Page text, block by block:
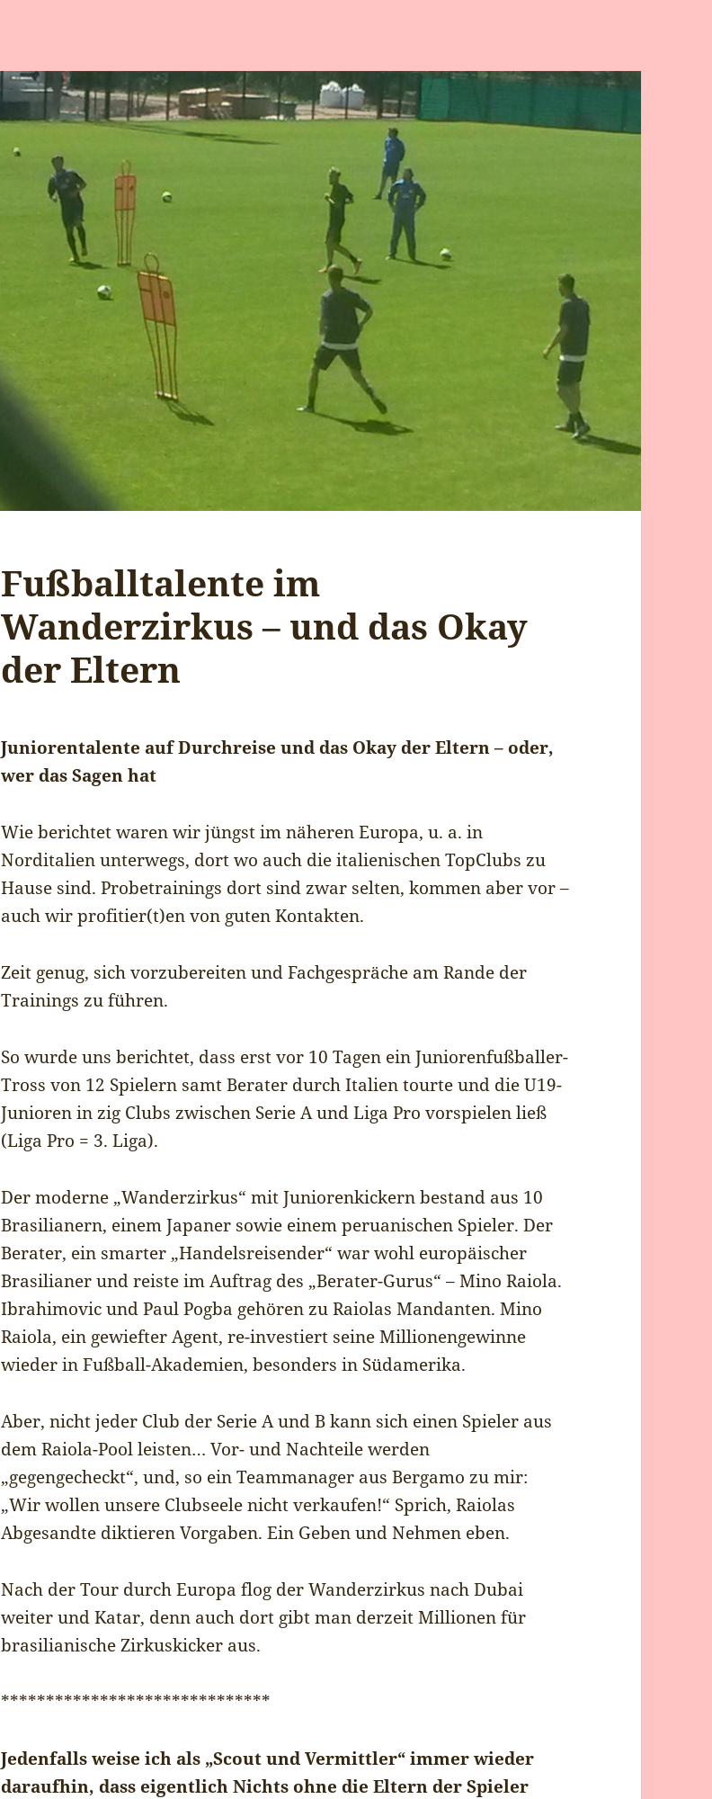
Fußballtalente im
Wanderzirkus – und das Okay
der Eltern
Juniorentalente auf Durchreise und das Okay der Eltern – oder,
wer das Sagen hat
Wie berichtet waren wir jüngst im näheren Europa, u. a. in
Norditalien unterwegs, dort wo auch die italienischen TopClubs zu
Hause sind. Probetrainings dort sind zwar selten, kommen aber vor –
auch wir profitier(t)en von guten Kontakten.
Zeit genug, sich vorzubereiten und Fachgespräche am Rande der
Trainings zu führen.
So wurde uns berichtet, dass erst vor 10 Tagen ein Juniorenfußballer-
Tross von 12 Spielern samt Berater durch Italien tourte und die U19-
Junioren in zig Clubs zwischen Serie A und Liga Pro vorspielen ließ
(Liga Pro = 3. Liga).
Der moderne „Wanderzirkus“ mit Juniorenkickern bestand aus 10
Brasilianern, einem Japaner sowie einem peruanischen Spieler. Der
Berater, ein smarter „Handelsreisender“ war wohl europäischer
Brasilianer und reiste im Auftrag des „Berater-Gurus“ – Mino Raiola.
Ibrahimovic und Paul Pogba gehören zu Raiolas Mandanten. Mino
Raiola, ein gewiefter Agent, re-investiert seine Millionengewinne
wieder in Fußball-Akademien, besonders in Südamerika.
Aber, nicht jeder Club der Serie A und B kann sich einen Spieler aus
dem Raiola-Pool leisten… Vor- und Nachteile werden
„gegengecheckt“, und, so ein Teammanager aus Bergamo zu mir:
„Wir wollen unsere Clubseele nicht verkaufen!“ Sprich, Raiolas
Abgesandte diktieren Vorgaben. Ein Geben und Nehmen eben.
Nach der Tour durch Europa flog der Wanderzirkus nach Dubai
weiter und Katar, denn auch dort gibt man derzeit Millionen für
brasilianische Zirkuskicker aus.
******************************
Jedenfalls weise ich als „Scout und Vermittler“ immer wieder
daraufhin, dass eigentlich Nichts ohne die Eltern der Spieler